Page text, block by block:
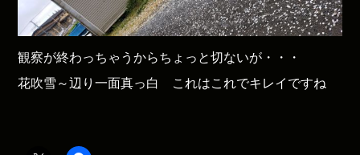
観察が終わっちゃうからちょっと切ないが・・・
花吹雪～辺り一面真っ白 これはこれでキレイですね